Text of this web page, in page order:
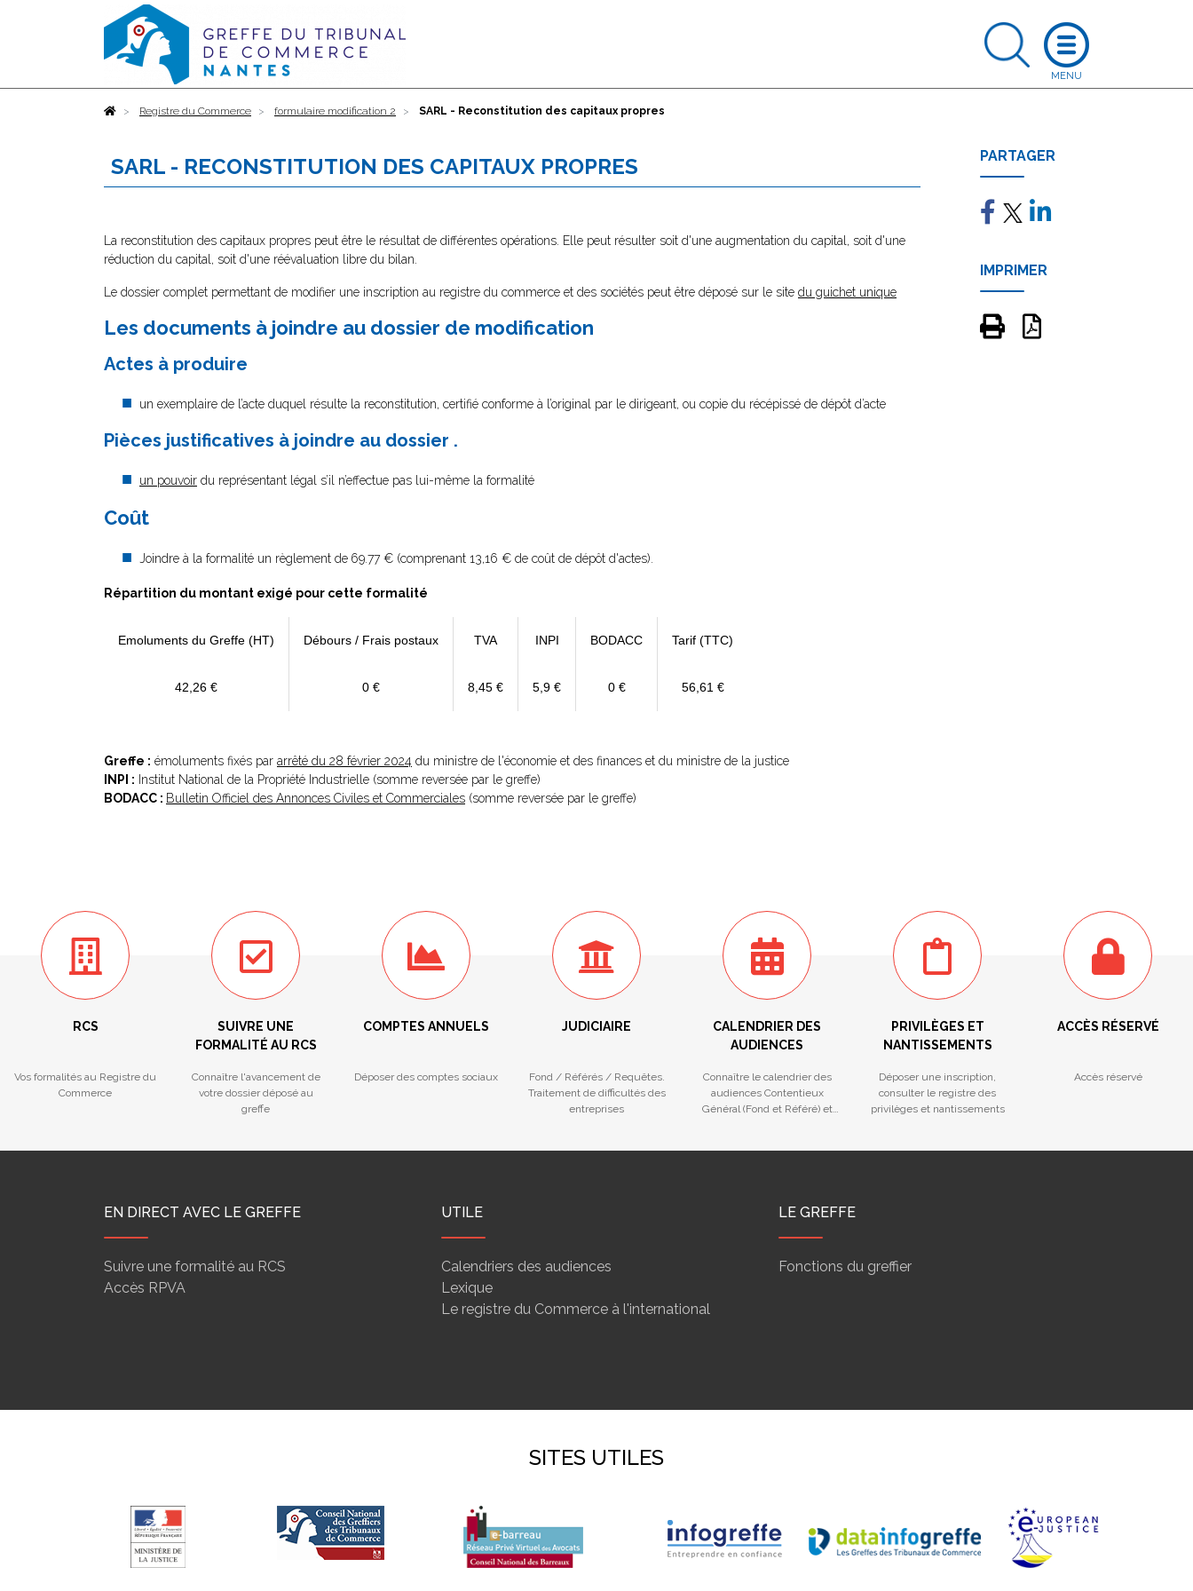
AccueilRegistre du Commerce formulaire modification 2 SARL - Reconstitution des capitaux propres
SARL - RECONSTITUTION DES CAPITAUX PROPRES
La reconstitution des capitaux propres peut être le résultat de différentes opérations. Elle peut résulter soit d'une augmentation du capital, soit d'une
réduction du capital, soit d'une réévaluation libre du bilan.
Le dossier complet permettant de modifier une inscription au registre du commerce et des sociétés peut être déposé sur le site du guichet unique
Les documents à joindre au dossier de modification
Actes à produire
un exemplaire de l’acte duquel résulte la reconstitution, certifié conforme à l’original par le dirigeant, ou copie du récépissé de dépôt d’acte
Pièces justificatives à joindre au dossier .
un pouvoir du représentant légal s’il n’effectue pas lui-même la formalité
Coût
Joindre à la formalité un règlement de 69.77 € (comprenant 13,16 € de coût de dépôt d'actes).
Répartition du montant exigé pour cette formalité
Emoluments du Greffe (HT) Débours / Frais postaux TVA INPI BODACC Tarif (TTC)
42,26 € 0 € 8,45 € 5,9 € 0 € 56,61 €
Greffe : émoluments fixés par arrêté du 28 février 2024 du ministre de l'économie et des finances et du ministre de la justice
INPI : Institut National de la Propriété Industrielle (somme reversée par le greffe)
BODACC : Bulletin Officiel des Annonces Civiles et Commerciales (somme reversée par le greffe)
PARTAGER
IMPRIMER
RCS
Vos formalités au Registre du
Commerce
SUIVRE UNE
FORMALITÉ AU RCS
Connaître l'avancement de
votre dossier déposé au
greffe
COMPTES ANNUELS
Déposer des comptes sociaux
JUDICIAIRE
Fond / Référés / Requêtes.
Traitement de difficultés des
entreprises
CALENDRIER DES
AUDIENCES
Connaître le calendrier des
audiences Contentieux
Général (Fond et Référé) et
PRIVILÈGES ET
NANTISSEMENTS
Déposer une inscription,
consulter le registre des
privilèges et nantissements
ACCÈS RÉSERVÉ
Accès réservé
EN DIRECT AVEC LE GREFFE
Suivre une formalité au RCS
Accès RPVA
UTILE
Calendriers des audiences
Lexique
Le registre du Commerce à l'international
LE GREFFE
Fonctions du greffier
SITES UTILES